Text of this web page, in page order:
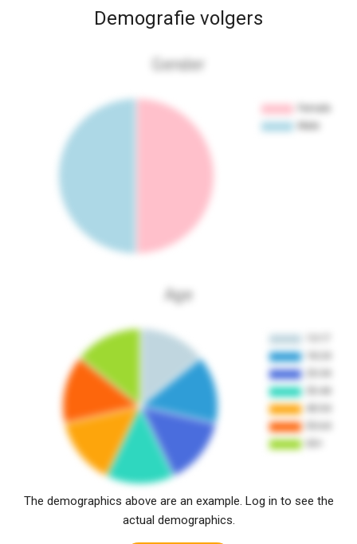
Demografie volgers
Gender
Age
The demographics above are an example. Log in to see the
actual demographics.